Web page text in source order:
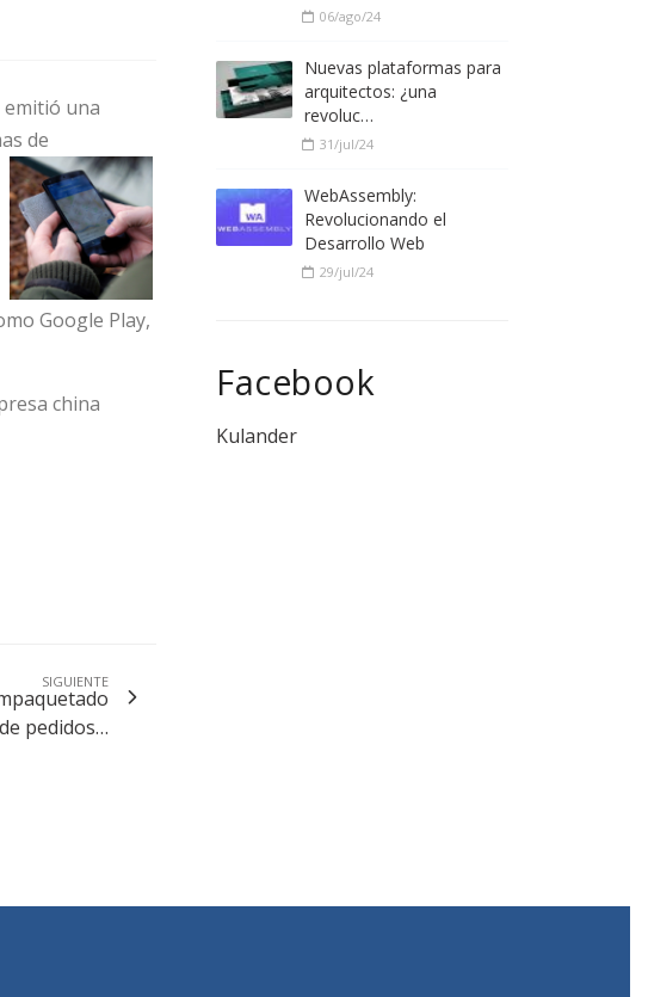
emitió una
de
Google Play,
china
SIGUIENTE
de pedidos…
06/ago/24
Nuevas plataformas para
arquitectos: ¿una
revoluc…
31/jul/24
WebAssembly:
Revolucionando el
Desarrollo Web
29/jul/24
Facebook
Kulander